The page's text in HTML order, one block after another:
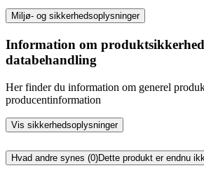
Miljø- og sikkerhedsoplysninger
Information om
databehandling
Her finder du information om generel
producentinformation
Vis sikkerhedsoplysninger
Hvad andre synes (0)Dette produkt er endnu